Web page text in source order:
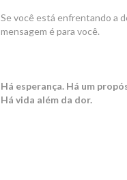
Se você está enfrentando a
mensagem é para você.
Há esperança. Há um
Há vida além da dor.